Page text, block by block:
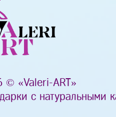
© «Valeri-ART»
с натуральными